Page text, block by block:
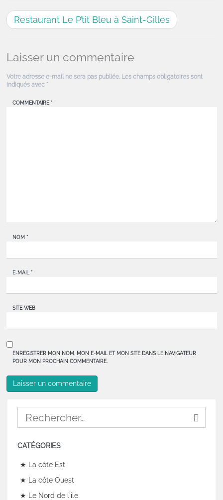
Restaurant Le P’tit Bleu à Saint-Gilles
Laisser un commentaire
Votre adresse e-mail ne sera pas publiée. Les champs obligatoires sont
indiqués avec *
COMMENTAIRE *
NOM *
E-MAIL *
SITE WEB
ENREGISTRER MON NOM, MON E-MAIL ET MON SITE DANS LE NAVIGATEUR
POUR MON PROCHAIN COMMENTAIRE.
CATÉGORIES
★ La côte Est
★ La côte Ouest
★ Le Nord de l'île